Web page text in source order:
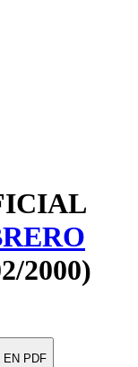
2000)
EN PDF